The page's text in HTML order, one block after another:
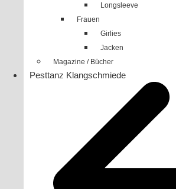
Longsleeve
Frauen
Girlies
Jacken
Magazine / Bücher
Pesttanz Klangschmiede